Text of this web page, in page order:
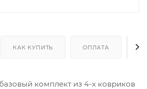
КАК КУПИТЬ ОПЛАТА
комплект из 4-х ковриков